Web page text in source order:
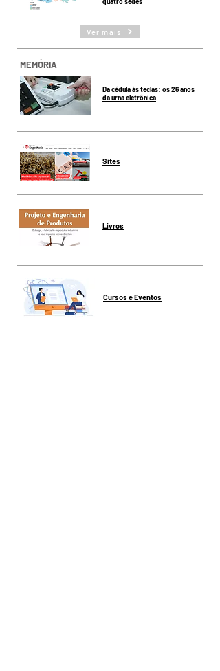
Ver mais
MEMÓRIA
Da cédula às teclas: os 26 anos
da urna eletrônica
Sites
Livros
Cursos e Eventos